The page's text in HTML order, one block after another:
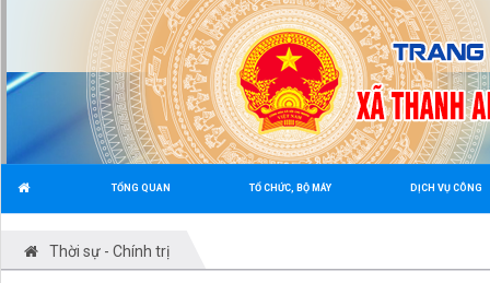
TỔNG QUAN TỔ CHỨC, BỘ MÁY DỊCH VỤ CÔNG
Thời sự - Chính trị